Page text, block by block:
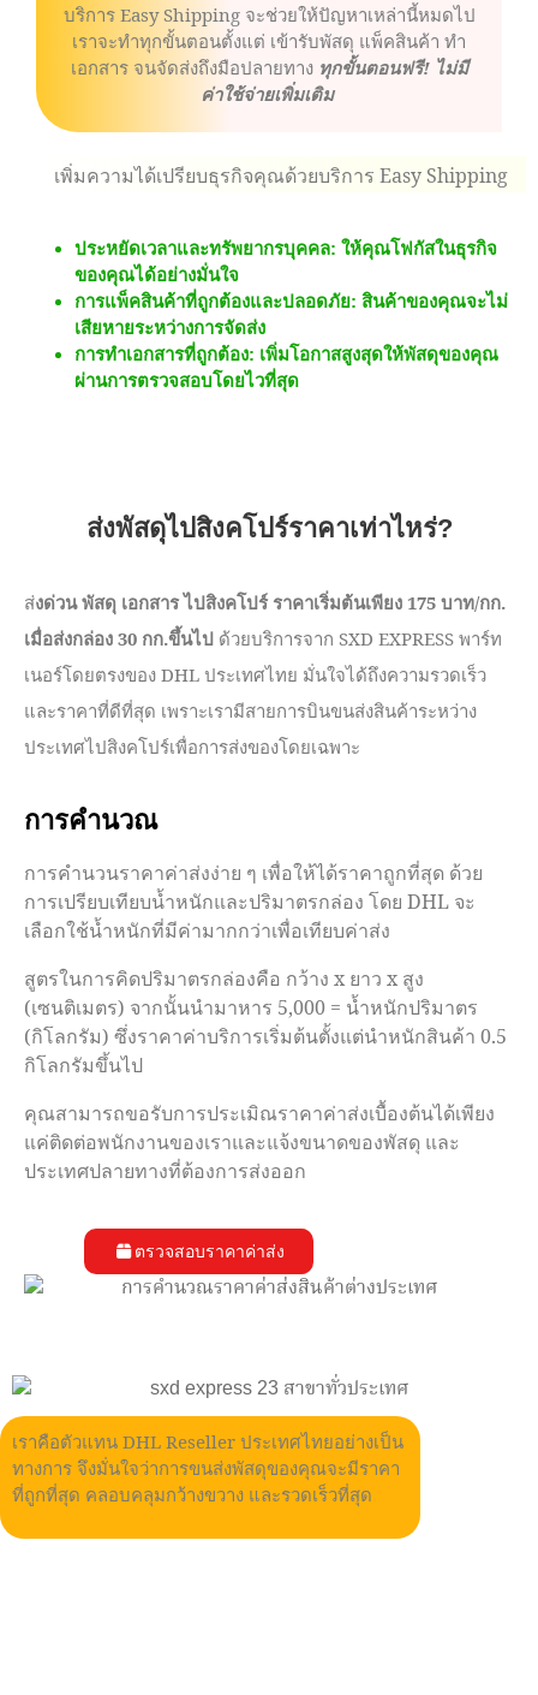
บริการ Easy Shipping จะช่วยให้ปัญหาเหล่านี้หมดไป
เราจะทำทุกขั้นตอนตั้งแต่ เข้ารับพัสดุ แพ็คสินค้า ทำ
เอกสาร จนจัดส่งถึงมือปลายทาง ทุกขั้นตอนฟรี! ไม่มี
ค่าใช้จ่ายเพิ่มเติม
เพิ่มความได้เปรียบธุรกิจคุณด้วยบริการ Easy Shipping
ประหยัดเวลาและทรัพยากรบุคคล: ให้คุณโฟกัสในธุรกิจ
ของคุณได้อย่างมั่นใจ
การแพ็คสินค้าที่ถูกต้องและปลอดภัย: สินค้าของคุณจะไม่
เสียหายระหว่างการจัดส่ง
การทำเอกสารที่ถูกต้อง: เพิ่มโอกาสสูงสุดให้พัสดุของคุณ
ผ่านการตรวจสอบโดยไวที่สุด
ส่งพัสดุไปสิงคโปร์ราคาเท่าไหร่?
ส่งด่วน พัสดุ เอกสาร ไปสิงคโปร์ ราคาเริ่มต้นเพียง 175 บาท/กก.
เมื่อส่งกล่อง 30 กก.ขึ้นไป ด้วยบริการจาก SXD EXPRESS พาร์ท
เนอร์โดยตรงของ DHL ประเทศไทย มั่นใจได้ถึงความรวดเร็ว
และราคาที่ดีที่สุด เพราะเรามีสายการบินขนส่งสินค้าระหว่าง
ประเทศไปสิงคโปร์เพื่อการส่งของโดยเฉพาะ
การคำนวณ
การคำนวนราคาค่าส่งง่าย ๆ เพื่อให้ได้ราคาถูกที่สุด ด้วย
การเปรียบเทียบน้ำหนักและปริมาตรกล่อง โดย DHL จะ
เลือกใช้น้ำหนักที่มีค่ามากกว่าเพื่อเทียบค่าส่ง
สูตรในการคิดปริมาตรกล่องคือ กว้าง x ยาว x สูง
(เซนติเมตร) จากนั้นนำมาหาร 5,000 = น้ำหนักปริมาตร
(กิโลกรัม) ซึ่งราคาค่าบริการเริ่มต้นตั้งแต่นำหนักสินค้า 0.5
กิโลกรัมขึ้นไป
คุณสามารถขอรับการประเมิณราคาค่าส่งเบื้องต้นได้เพียง
แค่ติดต่อพนักงานของเราและแจ้งขนาดของพัสดุ และ
ประเทศปลายทางที่ต้องการส่งออก
ตรวจสอบราคาค่าส่ง
เราคือตัวแทน DHL Reseller ประเทศไทยอย่างเป็น
ทางการ จึงมั่นใจว่าการขนส่งพัสดุของคุณจะมีราคา
ที่ถูกที่สุด คลอบคลุมกว้างขวาง และรวดเร็วที่สุด